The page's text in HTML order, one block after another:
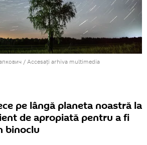
/ Accesați arhiva multimedia
pe lângă planeta noastră la
de apropiată pentru a fi
binoclu